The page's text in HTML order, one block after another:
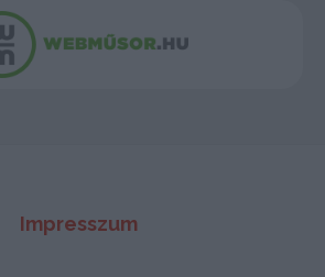
Impresszum